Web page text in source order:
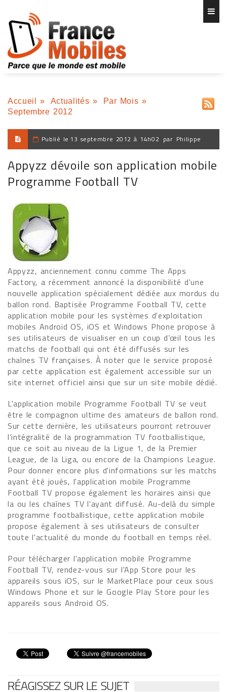
Accueil » Actualités » Par Mois »
Septembre 2012
Publié le 13 septembre 2012 à 14h02 par Philippe
Appyzz dévoile son application mobile
Programme Football TV
Appyzz, anciennement connu comme The Apps
Factory, a récemment annoncé la disponibilité d'une
nouvelle application spécialement dédiée aux mordus du
ballon rond. Baptisée Programme Football TV, cette
application mobile pour les systèmes d'exploitation
mobiles Android OS, iOS et Windows Phone propose à
ses utilisateurs de visualiser en un coup d’œil tous les
matchs de football qui ont été diffusés sur les
chaînes TV françaises. À noter que le service proposé
par cette application est également accessible sur un
site internet officiel ainsi que sur un site mobile dédié.
L'application mobile Programme Football TV se veut
être le compagnon ultime des amateurs de ballon rond.
Sur cette dernière, les utilisateurs pourront retrouver
l’intégralité de la programmation TV footballistique,
que ce soit au niveau de la Ligue 1, de la Premier
League, de la Liga, ou encore de la Champions League.
Pour donner encore plus d'informations sur les matchs
ayant été joués, l'application mobile Programme
Football TV propose également les horaires ainsi que
la ou les chaînes TV l'ayant diffusé. Au-delà du simple
programme footballistique, cette application mobile
propose également à ses utilisateurs de consulter
toute l'actualité du monde du football en temps réel.
Pour télécharger l'application mobile Programme
Football TV, rendez-vous sur l'App Store pour les
appareils sous iOS, sur le MarketPlace pour ceux sous
Windows Phone et sur le Google Play Store pour les
appareils sous Android OS.
RÉAGISSEZ SUR LE SUJET